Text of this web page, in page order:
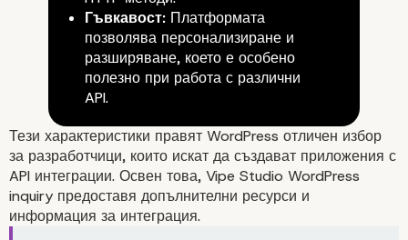
Защо WordPress е подходящ
интеграции?
Гъвкавост:Платформата
позволява персонализиране и
разширяване, което е особено
полезно при работа с различни
API.
Тези характеристики правят WordPress отличен избор
за разработчици, които искат да създават приложения с
API интеграции. Освен това, Vipe Studio WordPress
inquiry предоставя допълнителни ресурси и
информация за интеграция.